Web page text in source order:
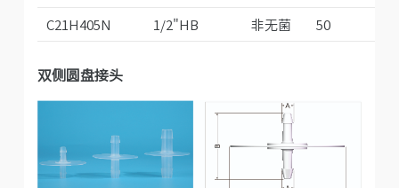
C21H405N
1/2"HB 非无菌 50
双侧圆盘接头